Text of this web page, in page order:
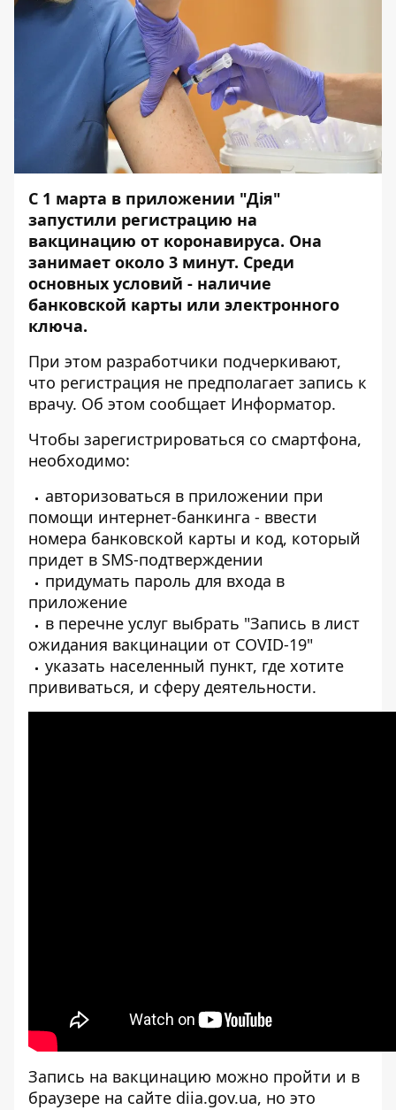
С 1 марта в приложении "Дія"
запустили регистрацию на
вакцинацию от коронавируса. Она
занимает около 3 минут. Среди
основных условий - наличие
банковской карты или электронного
ключа.
При этом разработчики подчеркивают,
что регистрация не предполагает запись к
врачу. Об этом сообщает Информатор.
Чтобы зарегистрироваться со смартфона,
необходимо:
авторизоваться в приложении при
помощи интернет-банкинга - ввести
номера банковской карты и код, который
придет в SMS-подтверждении
придумать пароль для входа в
приложение
в перечне услуг выбрать "Запись в лист
ожидания вакцинации от COVID-19"
указать населенный пункт, где хотите
прививаться, и сферу деятельности.
Запись на вакцинацию можно пройти и в
браузере на сайте diia.gov.ua, но это